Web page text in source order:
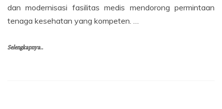
dan modernisasi fasilitas medis mendorong permintaan
tenaga kesehatan yang kompeten. …
Selengkapnya..